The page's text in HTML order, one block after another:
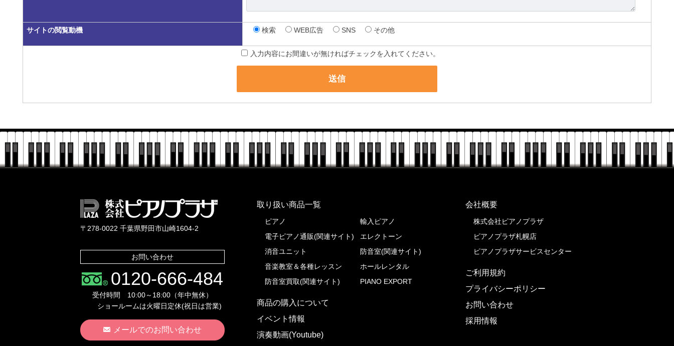
サイトの閲覧動機 検索 WEB広告 SNS その他
入力内容にお間違いが無ければチェックを入れてください。
株式会社ピアノプラザ
〒278-0022 千葉県野田市山崎1604-2
お問い合わせ
0120-666-484
受付時間 10:00～18:00（年中無休）
ショールームは火曜日定休(祝日は営業)
メールでのお問い合わせ
取り扱い商品一覧
ピアノ
輸入ピアノ
電子ピアノ通販(関連サイト)
エレクトーン
消音ユニット
防音室(関連サイト)
音楽教室＆各種レッスン
ホールレンタル
防音室買取(関連サイト)
PIANO EXPORT
商品の購入について
イベント情報
演奏動画(Youtube)
会社概要
株式会社ピアノプラザ
ピアノプラザ札幌店
ピアノプラザサービスセンター
ご利用規約
プライバシーポリシー
お問い合わせ
採用情報